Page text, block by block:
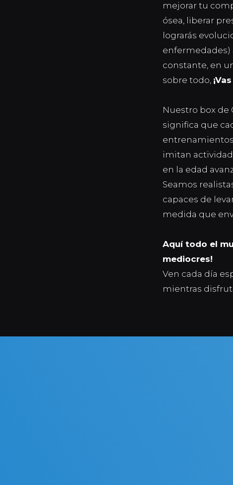
mejorar tu
ósea, liberar
lograrás
constante, en
sobre todo,
Nuestro box de
significa que
imitan
en la edad
Seamos
capaces de
medida que
Aquí todo el
mediocres!
Ven cada día
mientras